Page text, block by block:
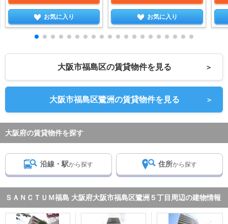
お気に入り お気に入り
大阪市福島区の賃貸物件を見る ＞
大阪市福島区鷺洲の賃貸物件を見る ＞
大阪府の賃貸物件を探す
沿線・駅から探す 住所から探す
ＳＡＮＣＴＵＭ福島 大阪府大阪市福島区鷺洲５丁目周辺の建物情報